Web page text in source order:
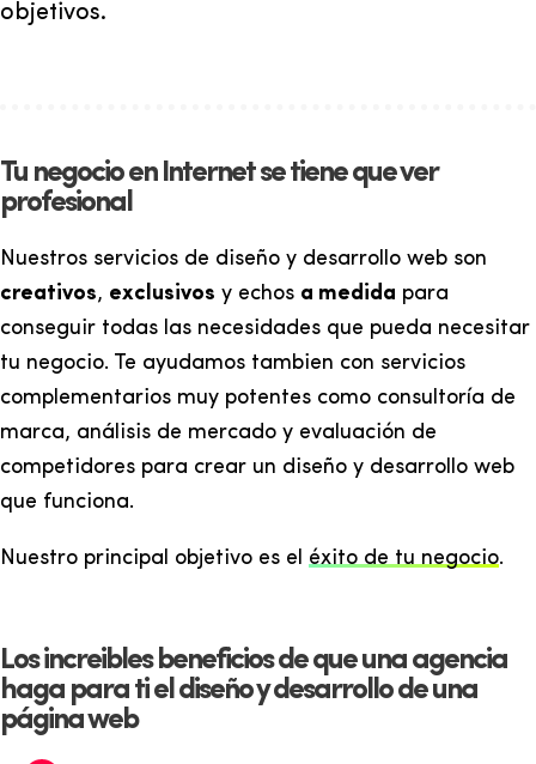
objetivos.
Tu negocio en Internet se tiene que ver
profesional
Nuestros servicios de diseño y desarrollo web son
creativos, exclusivos y echos a medida para
conseguir todas las necesidades que pueda necesitar
tu negocio. Te ayudamos tambien con servicios
complementarios muy potentes como consultoría de
marca, análisis de mercado y evaluación de
competidores para crear un diseño y desarrollo web
que funciona.
Nuestro principal objetivo es el éxito de tu negocio.
Los increibles beneficios de que una agencia
haga para ti el diseño y desarrollo de una
página web